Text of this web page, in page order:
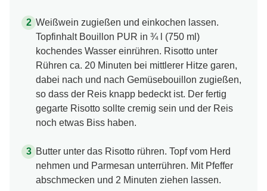
Weißwein zugießen und einkochen lassen.
Topfinhalt Bouillon PUR in ¾ l (750 ml)
kochendes Wasser einrühren. Risotto unter
Rühren ca. 20 Minuten bei mittlerer Hitze garen,
dabei nach und nach Gemüsebouillon zugießen,
so dass der Reis knapp bedeckt ist. Der fertig
gegarte Risotto sollte cremig sein und der Reis
noch etwas Biss haben.
Butter unter das Risotto rühren. Topf vom Herd
nehmen und Parmesan unterrühren. Mit Pfeffer
abschmecken und 2 Minuten ziehen lassen.